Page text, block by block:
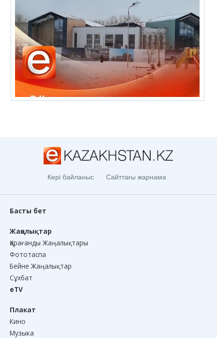
Кері байланыс Сайттағы жарнама
Басты бет
Жаңалықтар
Қарағанды Жаңалықтары
Фототаспа
Бейне Жаңалықтар
Сұхбат
eTV
Плакат
Кино
Музыка